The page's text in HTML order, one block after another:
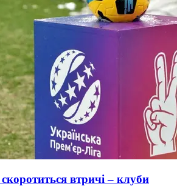
втричі – клуби